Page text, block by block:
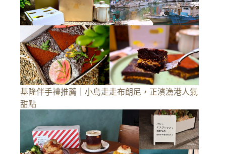
基隆伴手禮推薦｜小島走走布朗尼，正濱漁港人氣
甜點